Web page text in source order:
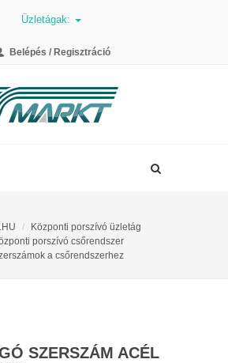
Üzletágak:
Belépés / Regisztráció
Központi porszívó üzletág
porszívó csőrendszer
a csőrendszerhez
SZERSZÁM ACÉL